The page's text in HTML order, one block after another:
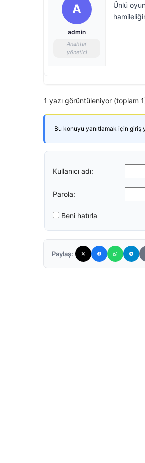
A
admin
Anahtar
yönetici
Ünlü
1 yazı görüntüleniyor (toplam
Bu konuyu yanıtlamak için giriş
Kullanıcı adı:
Parola:
Beni hatırla
Paylaş: